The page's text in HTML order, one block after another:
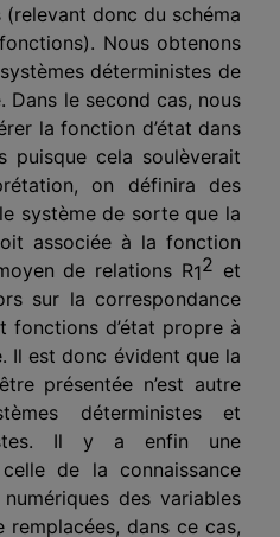
donc du schéma
Nous obtenons
déterministes de
Dans le second cas, nous
la fonction d’état dans
puisque cela soulèverait
on définira des
système de sorte que la
associée à la fonction
de relations R12 et
sur la correspondance
fonc­tions d’état propre à
Il est donc évident que la
présentée n’est autre
déterministes et
Il y a enfin une
de la connaissance
des varia­bles
remplacées, dans ce cas,